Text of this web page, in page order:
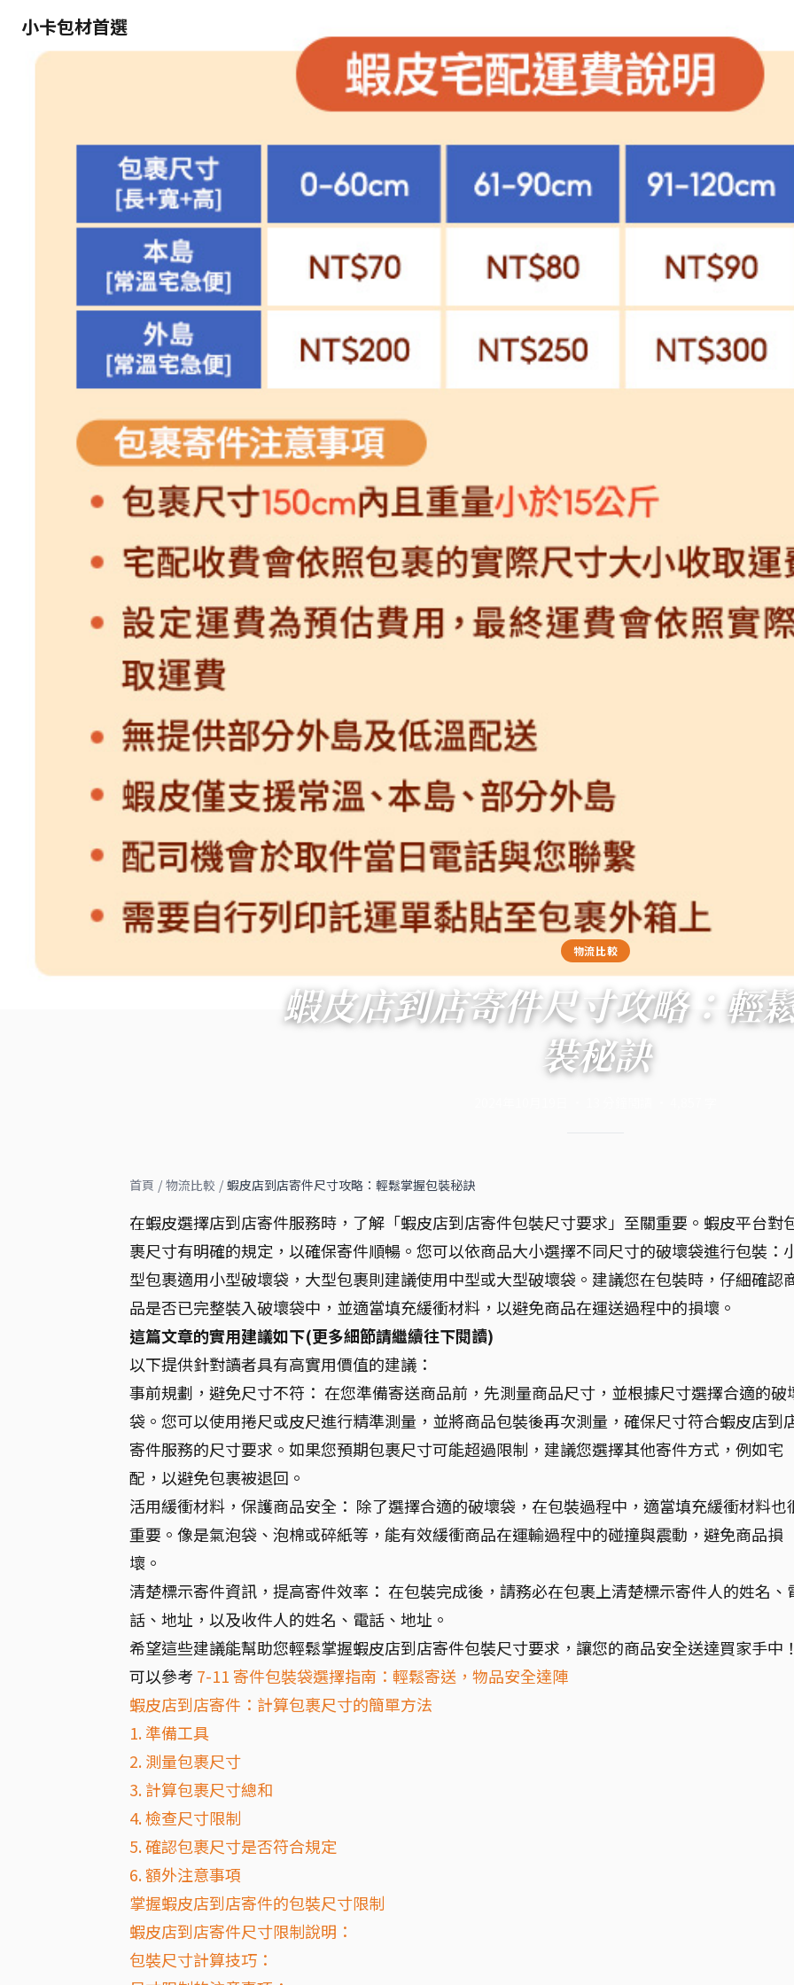
小卡包材首選
物流比較
蝦皮店到店寄件尺寸攻略：輕
裝秘訣
首頁 / 物流比較 / 蝦皮店到店寄件尺寸攻略：輕鬆掌握包裝秘訣
在蝦皮選擇店到店寄件服務時，了解「蝦皮店到店寄件包裝尺寸要求」至關重要。蝦皮平台對
裹尺寸有明確的規定，以確保寄件順暢。您可以依商品大小選擇不同尺寸的破壞袋進行包裝：
型包裹適用小型破壞袋，大型包裹則建議使用中型或大型破壞袋。建議您在包裝時，仔細確認
品是否已完整裝入破壞袋中，並適當填充緩衝材料，以避免商品在運送過程中的損壞。
這篇文章的實用建議如下(更多細節請繼續往下閱讀)
以下提供針對讀者具有高實用價值的建議：
事前規劃，避免尺寸不符： 在您準備寄送商品前，先測量商品尺寸，並根據尺寸選擇合適的破
袋。您可以使用捲尺或皮尺進行精準測量，並將商品包裝後再次測量，確保尺寸符合蝦皮店到
寄件服務的尺寸要求。如果您預期包裹尺寸可能超過限制，建議您選擇其他寄件方式，例如宅
配，以避免包裹被退回。
活用緩衝材料，保護商品安全： 除了選擇合適的破壞袋，在包裝過程中，適當填充緩衝材料也
重要。像是氣泡袋、泡棉或碎紙等，能有效緩衝商品在運輸過程中的碰撞與震動，避免商品損
壞。
清楚標示寄件資訊，提高寄件效率： 在包裝完成後，請務必在包裹上清楚標示寄件人的姓名、
話、地址，以及收件人的姓名、電話、地址。
希望這些建議能幫助您輕鬆掌握蝦皮店到店寄件包裝尺寸要求，讓您的商品安全送達買家手中
可以參考 7-11 寄件包裝袋選擇指南：輕鬆寄送，物品安全達陣
蝦皮店到店寄件：計算包裹尺寸的簡單方法
1. 準備工具
2. 測量包裹尺寸
3. 計算包裹尺寸總和
4. 檢查尺寸限制
5. 確認包裹尺寸是否符合規定
6. 額外注意事項
掌握蝦皮店到店寄件的包裝尺寸限制
蝦皮店到店寄件尺寸限制說明：
包裝尺寸計算技巧：